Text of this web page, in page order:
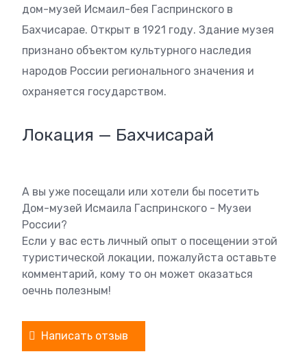
дом-музей Исмаил-бея Гаспринского в
Бахчисарае. Открыт в 1921 году. Здание музея
признано объектом культурного наследия
народов России регионального значения и
охраняется государством.
Локация — Бахчисарай
А вы уже посещали или хотели бы посетить
Дом-музей Исмаила Гаспринского - Музеи
России?
Если у вас есть личный опыт о посещении этой
туристической локации, пожалуйста оставьте
комментарий, кому то он может оказаться
оечнь полезным!
Написать отзыв